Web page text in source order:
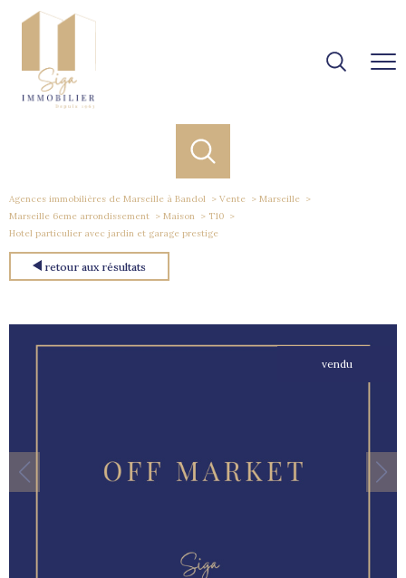
Agences immobilières de Marseille à Bandol Vente
Marseille
Marseille 6eme arrondissement
Maison
T10
Hotel particulier avec jardin et garage prestige
retour aux résultats
vendu